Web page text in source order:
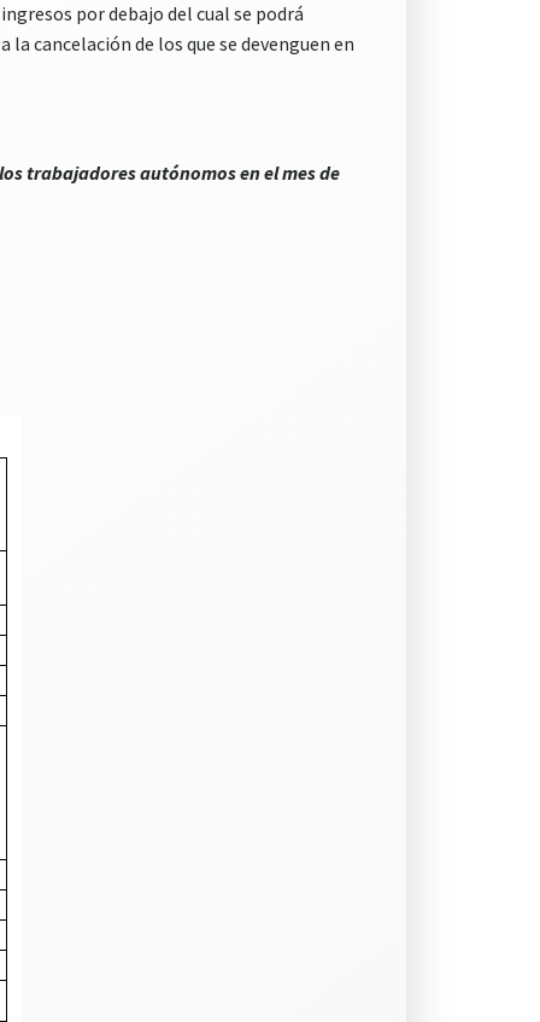
por debajo del cual se podrá
cancelación de los que se devenguen en
trabajadores autónomos en el mes de